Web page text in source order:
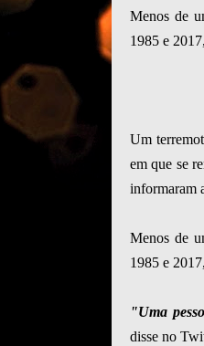
Menos de
1985 e
Um
em que se
informaram
Menos de
1985 e
"Uma
disse no